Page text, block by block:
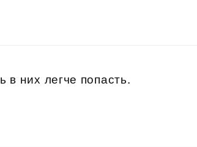
них легче попасть.